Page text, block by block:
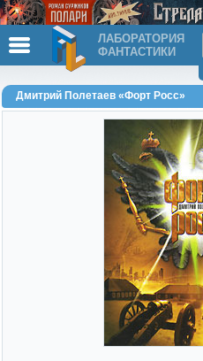
ЛАБОРАТОРИЯ
ФАНТАСТИКИ
Дмитрий Полетаев «Форт Росс»